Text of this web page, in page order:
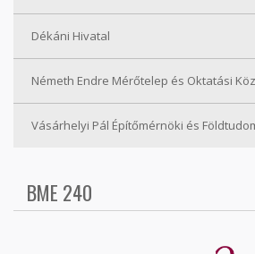
Dékáni Hivatal
Németh Endre Mérőtelep és Oktatási
Vásárhelyi Pál Építőmérnöki és
BME 240